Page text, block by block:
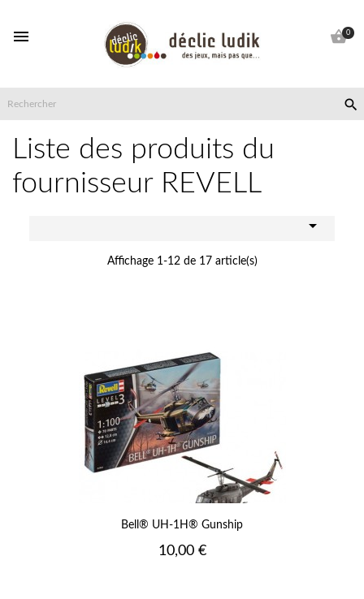
 0

Liste des produits du
fournisseur REVELL

Affichage 1-12 de 17 article(s)
Bell® UH-1H® Gunship
Prix
10,00 €